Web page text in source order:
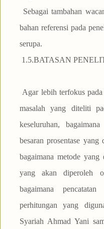
Sebagai tambahan
bahan referensi pada
serupa.
1.5.BATASAN
Agar lebih terfokus
masalah yang diteliti
keseluruhan,
besaran prosentase
bagaimana metode
yang akan diperoleh
bagaimana
perhitungan yang
Syariah Ahmad Yani